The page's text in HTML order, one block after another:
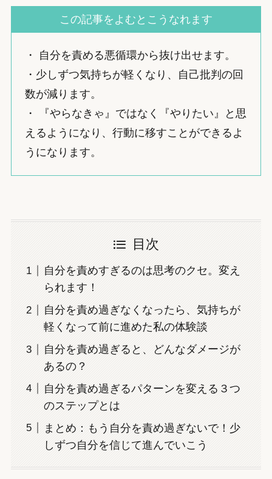
この記事をよむとこうなれます
・ 自分を責める悪循環から抜け出せます。
・少しずつ気持ちが軽くなり、自己批判の回
数が減ります。
・ 『やらなきゃ』ではなく『やりたい』と思
えるようになり、行動に移すことができるよ
うになります。
目次
自分を責めすぎるのは思考のクセ。変え
られます！
自分を責め過ぎなくなったら、気持ちが
軽くなって前に進めた私の体験談
自分を責め過ぎると、どんなダメージが
あるの？
自分を責め過ぎるパターンを変える３つ
のステップとは
まとめ：もう自分を責め過ぎないで！少
しずつ自分を信じて進んでいこう